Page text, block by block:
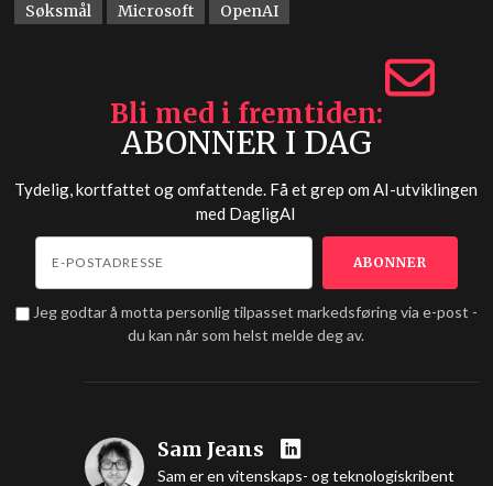
Søksmål Microsoft OpenAI
Bli med i fremtiden
ABONNER I DAG
Tydelig, kortfattet og omfattende. Få et grep om AI-utviklingen
med DagligAI
Jeg godtar å motta personlig tilpasset markedsføring via e-post -
du kan når som helst melde deg av.
Sam Jeans
Sam er en vitenskaps- og teknologiskribent